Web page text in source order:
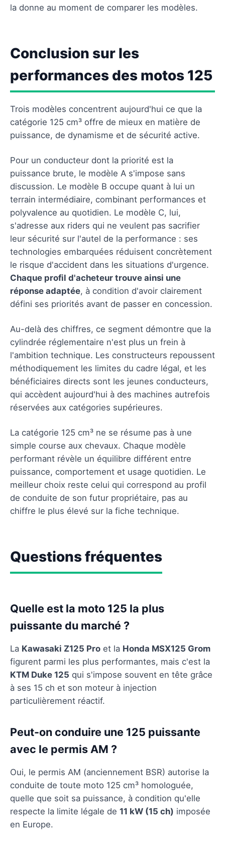
la donne au moment de comparer les modèles.
Conclusion sur les
performances des motos 125
Trois modèles concentrent aujourd'hui ce que la
catégorie 125 cm³ offre de mieux en matière de
puissance, de dynamisme et de sécurité active.
Pour un conducteur dont la priorité est la
puissance brute, le modèle A s'impose sans
discussion. Le modèle B occupe quant à lui un
terrain intermédiaire, combinant performances et
polyvalence au quotidien. Le modèle C, lui,
s'adresse aux riders qui ne veulent pas sacrifier
leur sécurité sur l'autel de la performance : ses
technologies embarquées réduisent concrètement
le risque d'accident dans les situations d'urgence.
Chaque profil d'acheteur trouve ainsi une
réponse adaptée, à condition d'avoir clairement
défini ses priorités avant de passer en concession.
Au-delà des chiffres, ce segment démontre que la
cylindrée réglementaire n'est plus un frein à
l'ambition technique. Les constructeurs repoussent
méthodiquement les limites du cadre légal, et les
bénéficiaires directs sont les jeunes conducteurs,
qui accèdent aujourd'hui à des machines autrefois
réservées aux catégories supérieures.
La catégorie 125 cm³ ne se résume pas à une
simple course aux chevaux. Chaque modèle
performant révèle un équilibre différent entre
puissance, comportement et usage quotidien. Le
meilleur choix reste celui qui correspond au profil
de conduite de son futur propriétaire, pas au
chiffre le plus élevé sur la fiche technique.
Questions fréquentes
Quelle est la moto 125 la plus
puissante du marché ?
La Kawasaki Z125 Pro et la Honda MSX125 Grom
figurent parmi les plus performantes, mais c'est la
KTM Duke 125 qui s'impose souvent en tête grâce
à ses 15 ch et son moteur à injection
particulièrement réactif.
Peut-on conduire une 125 puissante
avec le permis AM ?
Oui, le permis AM (anciennement BSR) autorise la
conduite de toute moto 125 cm³ homologuée,
quelle que soit sa puissance, à condition qu'elle
respecte la limite légale de 11 kW (15 ch) imposée
en Europe.